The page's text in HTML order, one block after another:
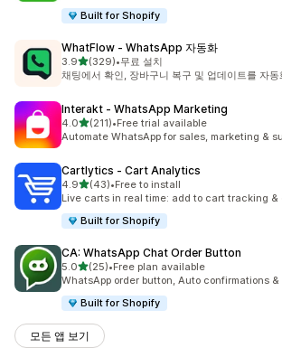
Built for Shopify
WhatFlow ‑ WhatsApp 자동화
3.9별 5개 중
(329)
총 리뷰 329개
•무료 설치
채팅에서 확인, 장바구니 복구 및 업데이트를 자동
Interakt ‑ WhatsApp Marketing
4.0별 5개 중
(211)
총 리뷰 211개
•Free trial available
Automate WhatsApp for sales, marketing &
Cartlytics ‑ Cart Analytics
4.9별 5개 중
(43)
총 리뷰 43개
•Free to install
Live carts in real time: add to cart tracking
Built for Shopify
CA: WhatsApp Chat Order Button
5.0별 5개 중
(25)
총 리뷰 25개
•Free plan available
WhatsApp order button, Auto confirmations
Built for Shopify
모든 앱 보기